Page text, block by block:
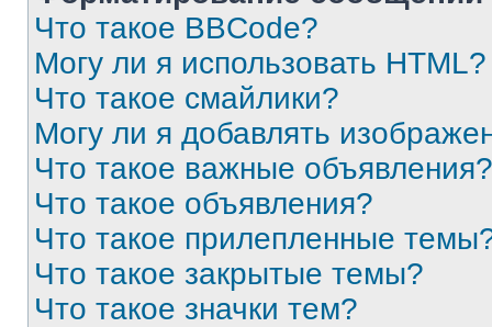
Что такое BBCode?
Могу ли я использовать HTML?
Что такое смайлики?
Могу ли я добавлять
Что такое важные объявления?
Что такое объявления?
Что такое прилепленные
Что такое закрытые темы?
Что такое значки тем?